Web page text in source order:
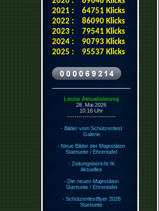
2021 : 64751 Klicks
2022 : 86090 Klicks
2023 : 79541 Klicks
2024 : 90793 Klicks
2025 : 95537 Klicks
Letzte Aktualisierung
28. Mai 2026
10.16 Uhr
-------------------------
- Bilder vom Schützenfest
Galerie
- Neue Bilder der Majestäten
Startseite / Ehrentafel
- Zeitungsbericht IK
Aktuelles
- Die neuen Majestäten
Startseite / Ehrentafel
- Schützenfestflyer 2026
Startseite